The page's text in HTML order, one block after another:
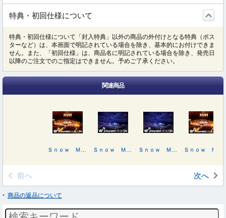
特典・初回仕様について
特典・初回仕様について「封入特典」以外の商品の外付けとなる特典（ポス
ターなど）は、本画面で明記されている場合を除き、基本的にお付けできま
せん。また、「初回仕様」は、商品名に明記されている場合を除き、発売日
以降のご注文でのご指定はできません。予めご了承ください。
関連商品
前へ 次へ
商品の返品について